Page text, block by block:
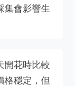
集會影響生
開花時比較
格穩定，但